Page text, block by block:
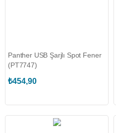
Panther USB Şarjlı Spot Fener
(PT7747)
₺454,90